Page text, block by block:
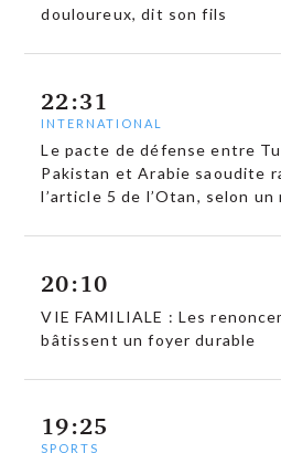
douloureux, dit son fils
22:31
INTERNATIONAL
Le pacte de défense entre
Pakistan et Arabie saoudite
l’article 5 de l’Otan, selon un
20:10
VIE FAMILIALE : Les
bâtissent un foyer durable
19:25
SPORTS